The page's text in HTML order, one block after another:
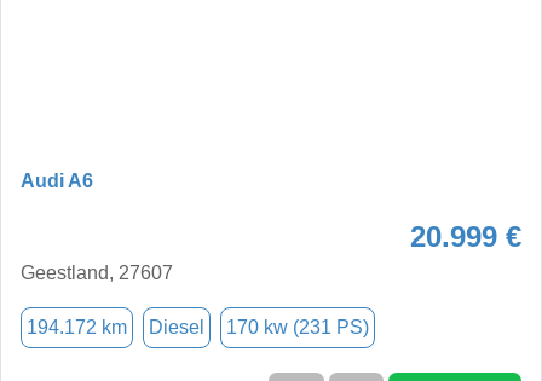
Audi A6
20.999 €
Geestland, 27607
194.172 km Diesel 170 kw (231 PS)